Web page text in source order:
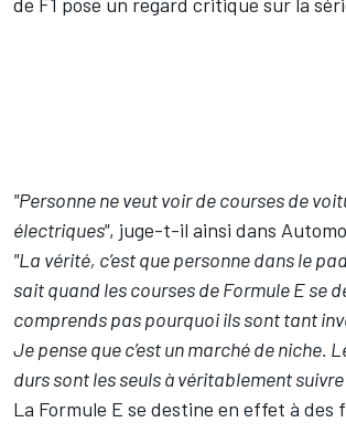
"Personne ne veut voir de courses de
électriques", juge-t-il ainsi dans
"La vérité, c’est que personne dans le
sait quand les courses de Formule E se
comprends pas pourquoi ils sont tant
Je pense que c’est un marché de niche.
durs sont les seuls à véritablement
La Formule E se destine en effet à des